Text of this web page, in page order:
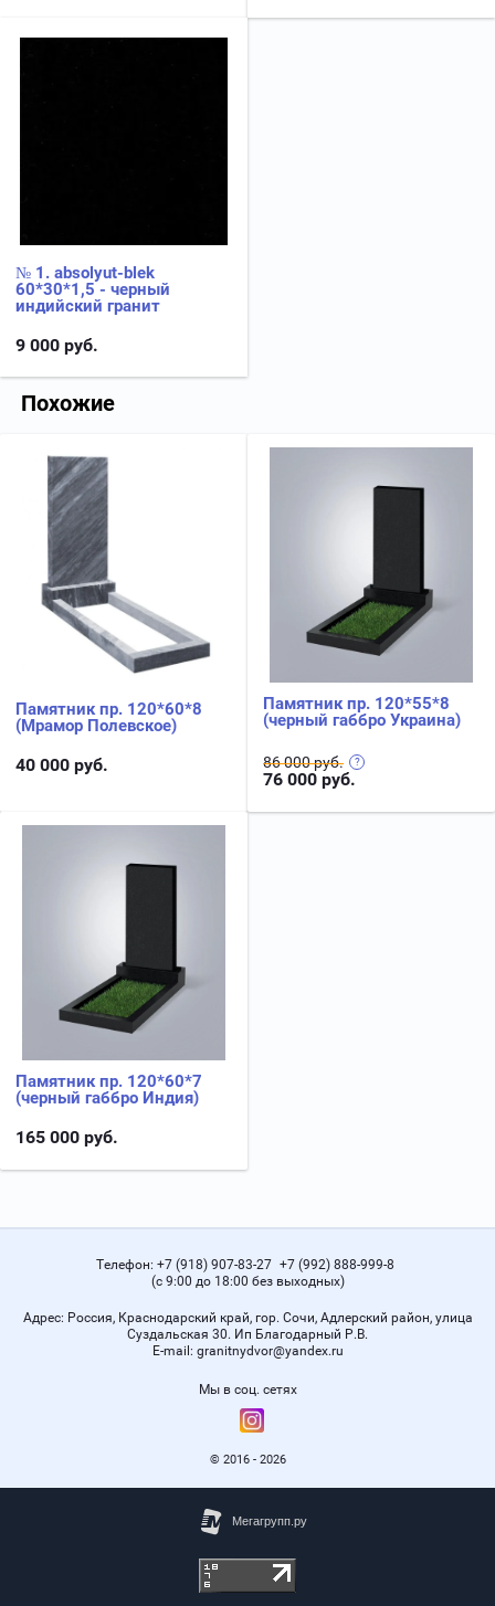
№ 1. absolyut-blek
60*30*1,5 - черный
индийский гранит
9 000 руб.
Похожие
Памятник пр. 120*60*8
(Мрамор Полевское)
40 000 руб.
Памятник пр. 120*55*8
(черный габбро Украина)
86 000 руб.
76 000 руб.
Памятник пр. 120*60*7
(черный габбро Индия)
165 000 руб.
Телефон: +7 (918) 907-83-27 +7 (992) 888-999-8
(с 9:00 до 18:00 без выходных)
Адрес: Россия, Краснодарский край, гор. Сочи, Адлерский район, улица
Суздальская 30. Ип Благодарный Р.В.
Е-mail: granitnydvor@yandex.ru
Мы в соц. сетях
© 2016 - 2026